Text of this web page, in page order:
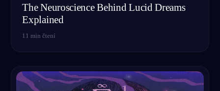
The Neuroscience Behind Lucid Dreams
Explained
11 min čtení